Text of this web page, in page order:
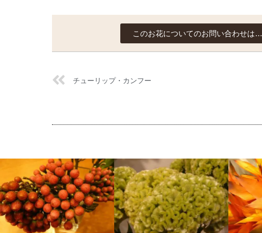
このお花についてのお問い合わせは…
チューリップ・カンフー